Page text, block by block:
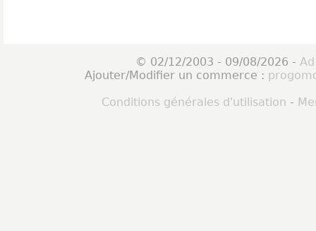
© 02/12/2003 - 09/08/2026 -
Ajouter/Modifier un commerce :
Conditions générales d'utilisation -